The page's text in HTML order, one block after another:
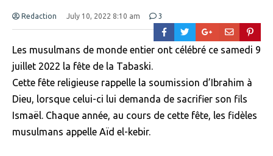
Redaction July 10, 2022 8:10 am 3
Les musulmans de monde entier ont célébré ce samedi 9
juillet 2022 la fête de la Tabaski.
Cette fête religieuse rappelle la soumission d’Ibrahim à
Dieu, lorsque celui-ci lui demanda de sacrifier son fils
Ismaël. Chaque année, au cours de cette fête, les fidèles
musulmans appelle Aïd el-kebir.